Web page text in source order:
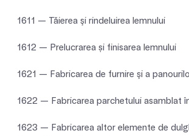
1611 — Tăierea şi rindeluirea lemnului
1612 — Prelucrarea și finisarea lemnului
1621 — Fabricarea de furnire şi a
1622 — Fabricarea parchetului asamblat
1623 — Fabricarea altor elemente de